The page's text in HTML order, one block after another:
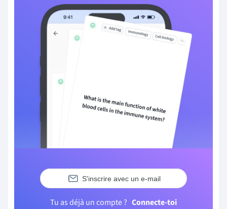
S'inscrire avec un e-mail
Tu as déjà un compte ? Connecte-toi